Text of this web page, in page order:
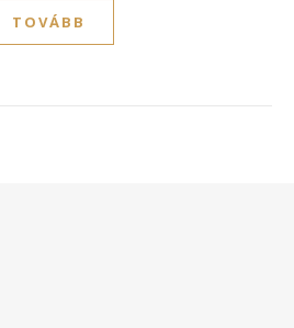
TOVÁBB